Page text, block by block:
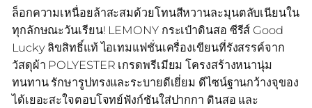
ล็อกความเหนื่อยล้าสะสมด้วยโทนสีหวานละมุนตลับเนียนใน
ทุกลักษณะวันเรียน! LEMONY กระเป๋าดินสอ ซีรีส์ Good
Lucky ลิขสิทธิ์แท้ ไอเทมแฟชั่นเครื่องเขียนที่รังสรรค์จาก
วัสดุผ้า POLYESTER เกรดพรีเมียม โครงสร้างหนานุ่ม
ทนทาน รักษารูปทรงและระบายดีเยี่ยม ดีไซน์ฐานกว้างจุของ
ได้เยอะสะใจตอบโจทย์ฟังก์ชันใส่ปากกา ดินสอ และ